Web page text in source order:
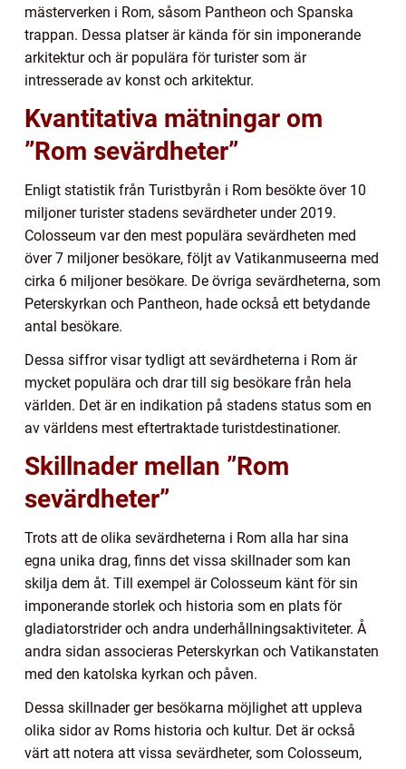
mästerverken i Rom, såsom Pantheon och Spanska
trappan. Dessa platser är kända för sin imponerande
arkitektur och är populära för turister som är
intresserade av konst och arkitektur.
Kvantitativa mätningar om
”Rom sevärdheter”
Enligt statistik från Turistbyrån i Rom besökte över 10
miljoner turister stadens sevärdheter under 2019.
Colosseum var den mest populära sevärdheten med
över 7 miljoner besökare, följt av Vatikanmuseerna med
cirka 6 miljoner besökare. De övriga sevärdheterna, som
Peterskyrkan och Pantheon, hade också ett betydande
antal besökare.
Dessa siffror visar tydligt att sevärdheterna i Rom är
mycket populära och drar till sig besökare från hela
världen. Det är en indikation på stadens status som en
av världens mest eftertraktade turistdestinationer.
Skillnader mellan ”Rom
sevärdheter”
Trots att de olika sevärdheterna i Rom alla har sina
egna unika drag, finns det vissa skillnader som kan
skilja dem åt. Till exempel är Colosseum känt för sin
imponerande storlek och historia som en plats för
gladiatorstrider och andra underhållningsaktiviteter. Å
andra sidan associeras Peterskyrkan och Vatikanstaten
med den katolska kyrkan och påven.
Dessa skillnader ger besökarna möjlighet att uppleva
olika sidor av Roms historia och kultur. Det är också
värt att notera att vissa sevärdheter, som Colosseum,